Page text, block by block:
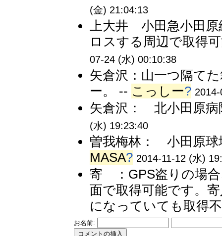
(金) 21:04:13
上大井 小田急小田
ロスする周辺で取得
07-24 (水) 00:10:38
矢倉沢：山一つ隔て
ー。 -- こっしー?
矢倉沢： 北小田原病
(水) 19:23:40
曽我梅林： 小田原
MASA? 2014-11-12 (水)
寄 ：GPS盗りの場合
面で取得可能です。
になっていても取得
お名前: